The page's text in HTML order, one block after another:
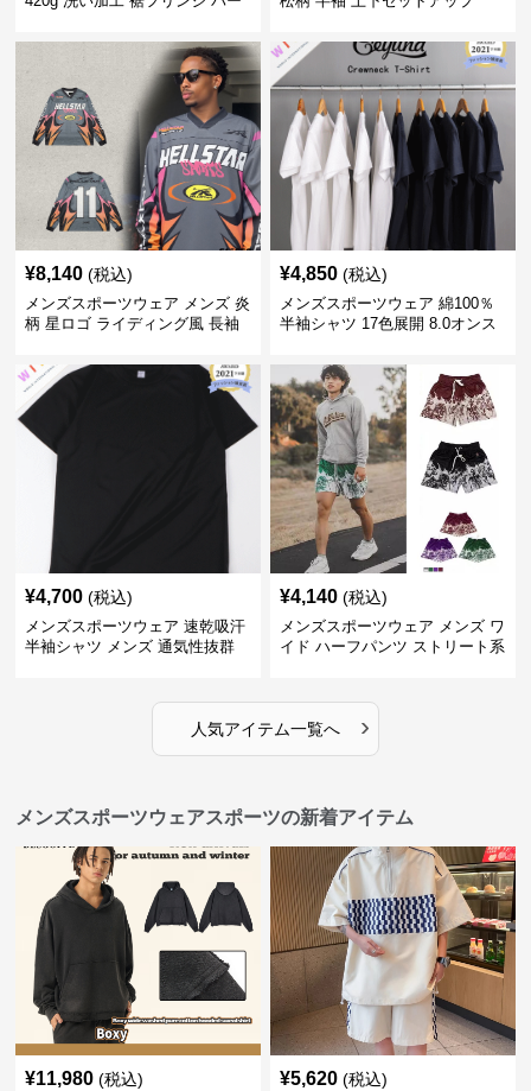
¥8,140 (税込)
メンズスポーツウェア メンズ 炎
柄 星ロゴ ライディング風 長袖
¥4,850 (税込)
メンズスポーツウェア 綿100％
半袖シャツ 17色展開 8.0オンス
¥4,700 (税込)
メンズスポーツウェア 速乾吸汗
半袖シャツ メンズ 通気性抜群
¥4,140 (税込)
メンズスポーツウェア メンズ ワ
イド ハーフパンツ ストリート系
人気アイテム一覧へ ›
メンズスポーツウェアスポーツの新着アイテム
¥11,980 (税込) ¥5,620 (税込)